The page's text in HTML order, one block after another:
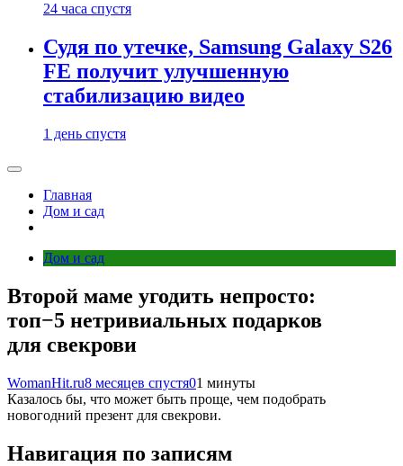
24 часа спустя
Судя по утечке, Samsung Galaxy S26
FE получит улучшенную
стабилизацию видео
1 день спустя
Главная
Дом и сад
Дом и сад
Второй маме угодить непросто:
топ−5 нетривиальных подарков
для свекрови
WomanHit.ru8 месяцев спустя01 минуты
Казалось бы, что может быть проще, чем подобрать
новогодний презент для свекрови.
Навигация по записям